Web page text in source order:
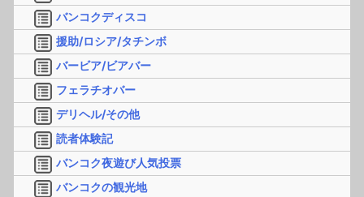
バンコクディスコ
援助/ロシア/タチンボ
バービア/ビアバー
フェラチオバー
デリヘル/その他
読者体験記
バンコク夜遊び人気投票
バンコクの観光地